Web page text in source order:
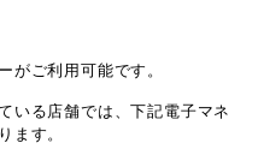
がご利用可能です。
いる店舗では、下記電子マネ
ます。